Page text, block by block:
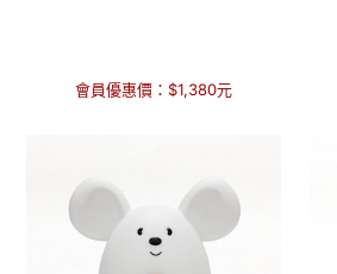
會員優惠價： $1,380元